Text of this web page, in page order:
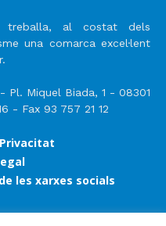
treballa, al costat dels
una comarca excel·lent
Pl. Miquel Biada, 1 - 08301
- Fax 93 757 21 12
les xarxes socials